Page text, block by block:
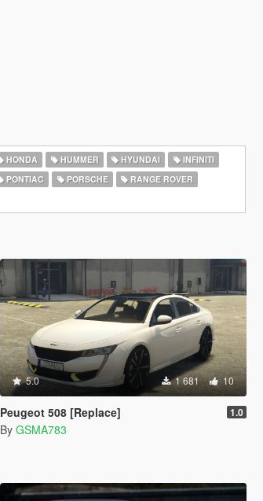
HONDA HUMMER HYUNDAI
INFINITI
PONTIAC PORSCHE
RANGE ROVER
5.0 1 681 10
Peugeot 508 [Replace] 1.0
By GSMA783